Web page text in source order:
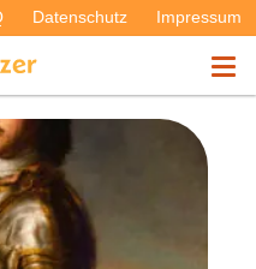
Datenschutz Impressum